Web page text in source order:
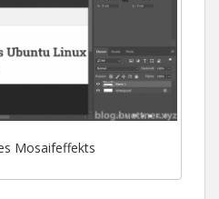
Mosaifeffekts